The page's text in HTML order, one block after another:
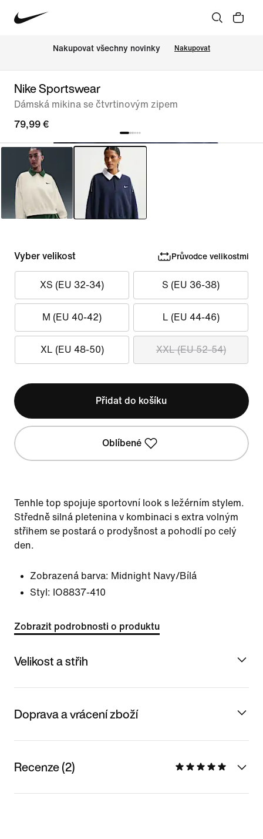
Nakupovat všechny novinky Nakupovat
Nike Sportswear
Dámská mikina se čtvrtinovým zipem
79,99 €
Vyber velikost Průvodce velikostmi
XS (EU 32-34) S (EU 36-38)
M (EU 40-42) L (EU 44-46)
XL (EU 48-50) XXL (EU 52-54)
Přidat do košíku
Oblíbené
Tenhle top spojuje sportovní look s ležérním stylem.
Středně silná pletenina v kombinaci s extra volným
střihem se postará o prodyšnost a pohodlí po celý
den.
Zobrazená barva: Midnight Navy/Bílá
Styl: IO8837-410
Zobrazit podrobnosti o produktu
Velikost a střih
Doprava a vrácení zboží
Recenze (2)